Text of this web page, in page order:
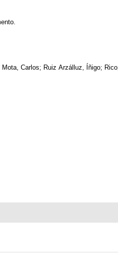
Carlos; Ruiz Arzálluz, Íñigo; Rico,